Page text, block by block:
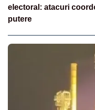
electoral: atacuri
putere